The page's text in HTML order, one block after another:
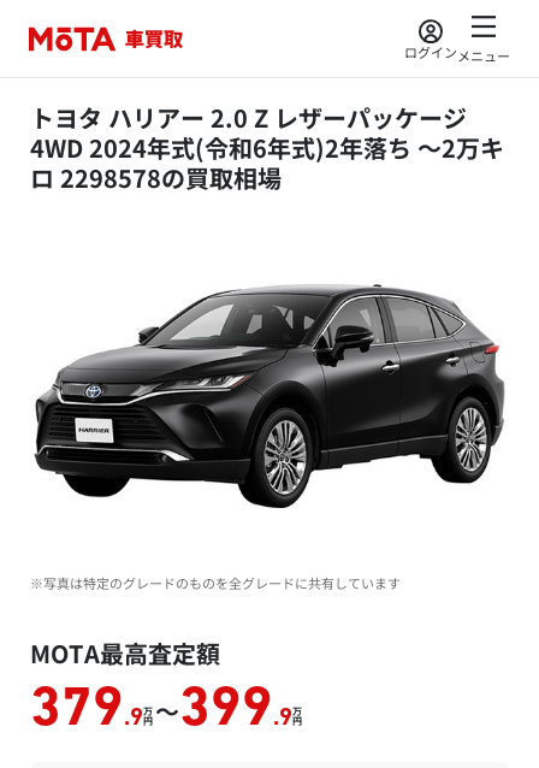
ログインメニュー
トヨタ ハリアー 2.0 Z レザーパッケージ
4WD 2024年式(令和6年式)2年落ち ～2万キ
ロ 2298578の買取相場
※写真は特定のグレードのものを全グレードに共有しています
MOTA最高査定額
379.9万
円 ～399.9万
円